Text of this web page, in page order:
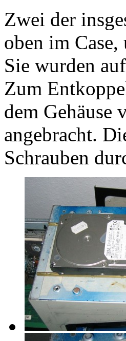
Zwei der
oben im
Sie wurden
Zum
dem Gehäuse
angebracht.
Schrauben